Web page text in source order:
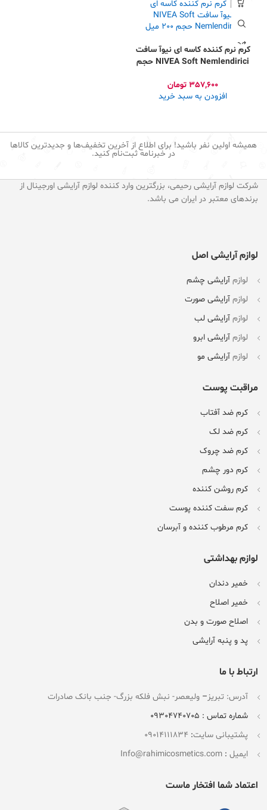
کرم نرم کننده کاسه ای نیوآ سافت
NIVEA Soft Nemlendirici حجم
357,600 تومان
افزودن به سبد خرید
همیشه اولین نفر باشید! برای اطلاع از آخرین تخفیف‌ها و جدیدترین کالاها
در خبرنامه ثبت‌نام کنید.
شرکت لوازم آرایشی رحیمی، بزرگترین وارد کننده لوازم آرایشی اورجینال از
برندهای معتبر در ایران می باشد.
لوازم آرایشی اصل
لوازم آرایشی چشم
لوازم آرایشی صورت
لوازم آرایشی لب
لوازم آرایشی ابرو
لوازم آرایشی مو
مراقبت پوست
کرم ضد آفتاب
کرم ضد لک
کرم ضد چروک
کرم دور چشم
کرم روشن کننده
کرم سفت کننده پوست
کرم مرطوب کننده و آبرسان
لوازم بهداشتی
خمیر دندان
خمیر اصلاح
اصلاح صورت و بدن
پد و پنبه آرایشی
ارتباط با ما
آدرس: تبریز– ولیعصر- نبش فلکه بزرگ- جنب بانک صادرات
شماره تماس : 09304740705
پشتیبانی سایت:
ایمیل :
اعتماد شما افتخار ماست